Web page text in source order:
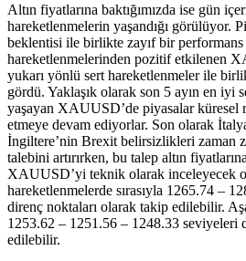
Altın fiyatlarına baktığımızda ise gün
hareketlenmelerin yaşandığı görülüyor.
beklentisi ile birlikte zayıf bir performans
hareketlenmelerinden pozitif etkilenen
yukarı yönlü sert hareketlenmeler ile
gördü. Yaklaşık olarak son 5 ayın en iyi
yaşayan XAUUSD’de piyasalar küresel
etmeye devam ediyorlar. Son olarak
İngiltere’nin Brexit belirsizlikleri zaman
talebini artırırken, bu talep altın
XAUUSD’yi teknik olarak inceleyecek
hareketlenmelerde sırasıyla 1265.74 –
direnç noktaları olarak takip edilebilir.
1253.62 – 1251.56 – 1248.33 seviyeleri
edilebilir.